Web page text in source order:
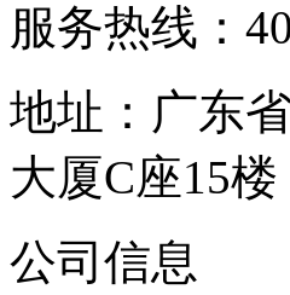
服务热线：
地址：广东
大厦C座15
公司信息